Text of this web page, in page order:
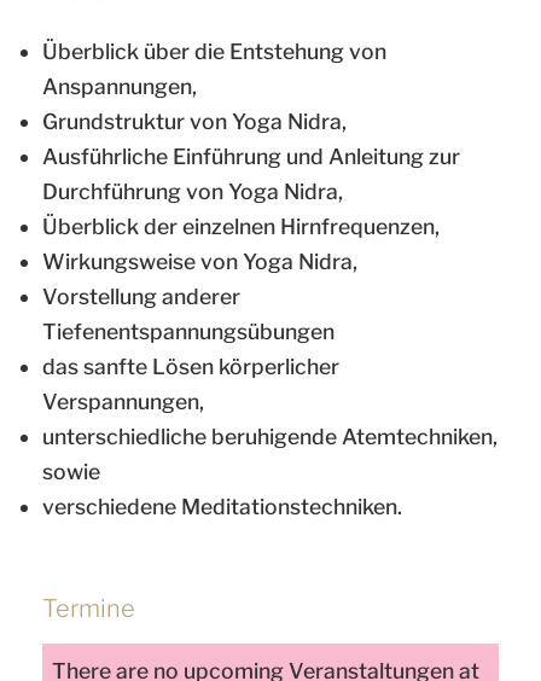
Überblick über die Entstehung von
Anspannungen,
Grundstruktur von Yoga Nidra,
Ausführliche Einführung und Anleitung zur
Durchführung von Yoga Nidra,
Überblick der einzelnen Hirnfrequenzen,
Wirkungsweise von Yoga Nidra,
Vorstellung anderer
Tiefenentspannungsübungen
das sanfte Lösen körperlicher
Verspannungen,
unterschiedliche beruhigende Atemtechniken,
sowie
verschiedene Meditationstechniken.
Termine
There are no upcoming Veranstaltungen at